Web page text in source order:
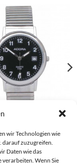
wir Technologien wie
darauf zuzugreifen.
Daten wie das
verarbeiten. Wenn Sie
Herrenarmbanduhr –
001